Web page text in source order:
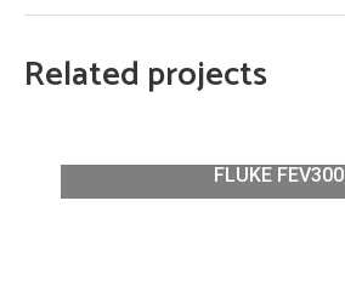
Related projects
FLUKE FEV300